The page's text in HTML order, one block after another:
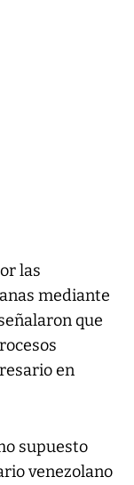
las
mediante
que
en
supuesto
venezolano